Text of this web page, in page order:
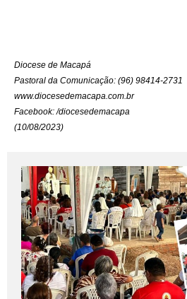
Diocese de Macapá
Pastoral da Comunicação: (96) 98414-2731
www.diocesedemacapa.com.br
Facebook: /diocesedemacapa
(10/08/2023)